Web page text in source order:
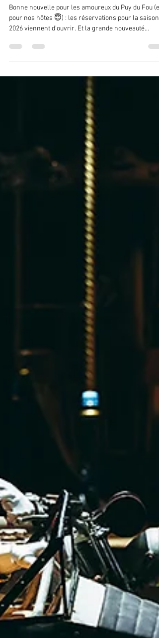
Bonne nouvelle pour les amoureux du Puy du Fou (et
pour nos hôtes 😇) : les réservations pour la saison
2026 viennent d’ouvrir. Et la grande nouveauté
exceptionnelle pour les fêtes de Noël 2026, après
plusieurs hivers de fermeture.